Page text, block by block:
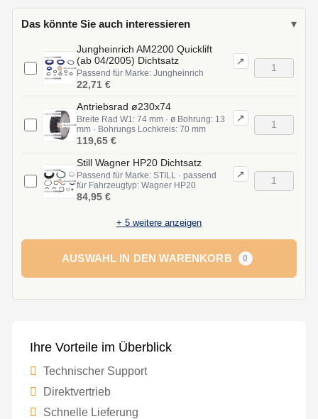
Das könnte Sie auch interessieren ▾
Jungheinrich AM2200 Quicklift
(ab 04/2005) Dichtsatz
Passend für Marke: Jungheinrich
↗
22,71 €
Antriebsrad ø230x74
Breite Rad W1: 74 mm · ø Bohrung: 13
mm · Bohrungs Lochkreis: 70 mm
↗
119,65 €
Still Wagner HP20 Dichtsatz
Passend für Marke: STILL · passend
für Fahrzeugtyp: Wagner HP20
↗
84,95 €
+ 5 weitere anzeigen
AUSWAHL IN DEN WARENKORB 0
Ihre Vorteile im Überblick
Technischer Support
Direktvertrieb
Schnelle Lieferung